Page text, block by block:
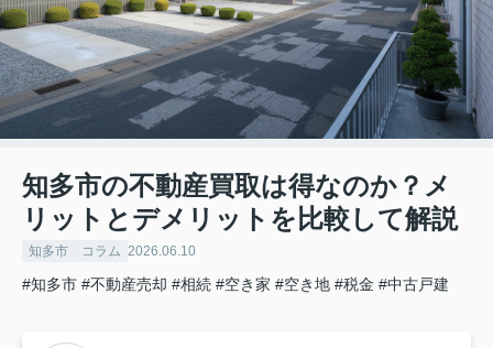
知多市の不動産買取は得なのか？メ
リットとデメリットを比較して解説
知多市 コラム 2026.06.10
#知多市 #不動産売却 #相続 #空き家 #空き地 #税金 #中古戸建